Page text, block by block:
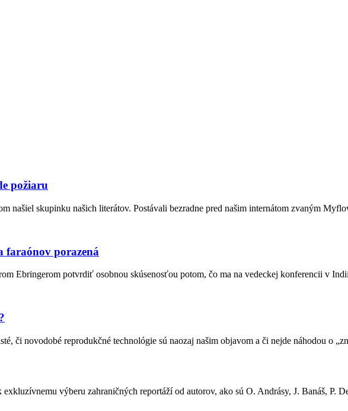
požiaru
našiel skupinku našich literátov. Postávali bezradne pred našim internátom zvaným
faraónov porazená
Ebringerom potvrdiť osobnou skúsenosťou potom, čo ma na vedeckej konferencii v
či novodobé reprodukčné technológie sú naozaj našim objavom a či nejde náhodou o
výberu zahraničných reportáží od autorov, ako sú O. Andrásy, J. Banáš, P.